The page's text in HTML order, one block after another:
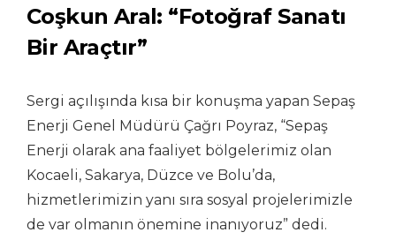
Coşkun Aral: “Fotoğraf Sanatı
Bir Araçtır”
Sergi açılışında kısa bir konuşma yapan Sepaş
Enerji Genel Müdürü Çağrı Poyraz, “Sepaş
Enerji olarak ana faaliyet bölgelerimiz olan
Kocaeli, Sakarya, Düzce ve Bolu’da,
hizmetlerimizin yanı sıra sosyal projelerimizle
de var olmanın önemine inanıyoruz” dedi.